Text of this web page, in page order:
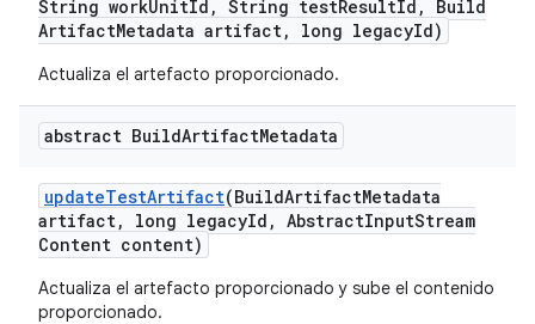
String workUnitId , String testResultId ,
Build
ArtifactMetadata artifact, long legacyId)
Actualiza el artefacto proporcionado.
abstract BuildArtifactMetadata
updateTestArtifact(BuildArtifactMetadata
artifact, long legacyId , AbstractInputStream
Content content)
Actualiza el artefacto proporcionado y sube el contenido
proporcionado.